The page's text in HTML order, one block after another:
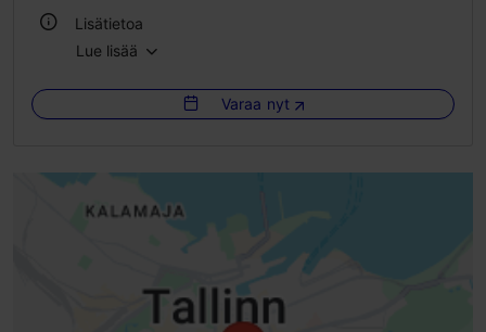
Lisätietoa
Ryhmäruokailut: Kyllä
Aamiaismenu: Kyllä
Lue lisää
Varaa nyt